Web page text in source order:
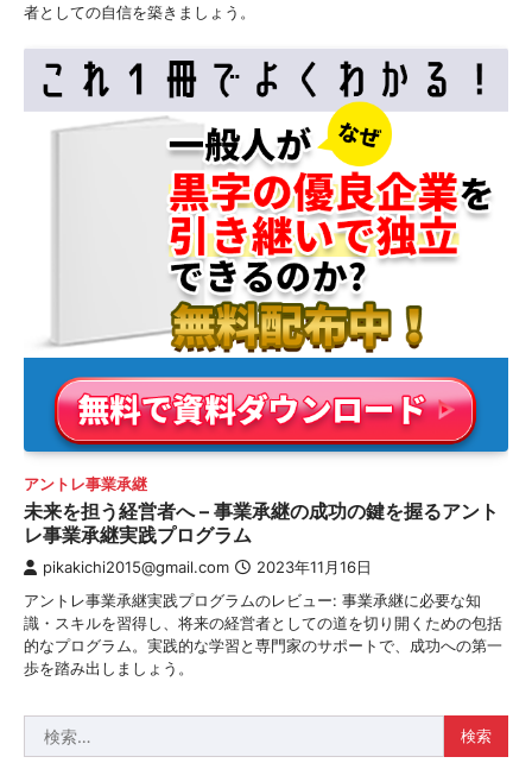
者としての自信を築きましょう。
アントレ事業承継
未来を担う経営者へ – 事業承継の成功の鍵を握るアント
レ事業承継実践プログラム
pikakichi2015@gmail.com 2023年11月16日
アントレ事業承継実践プログラムのレビュー: 事業承継に必要な知
識・スキルを習得し、将来の経営者としての道を切り開くための包括
的なプログラム。実践的な学習と専門家のサポートで、成功への第一
歩を踏み出しましょう。
索: